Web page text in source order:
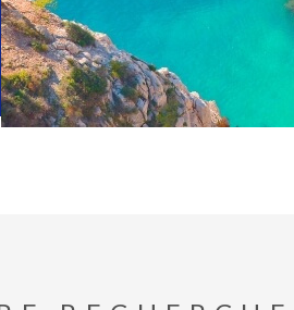
Vous avez un projet
appartement à vendre à
ligne ou confiez-nous votre